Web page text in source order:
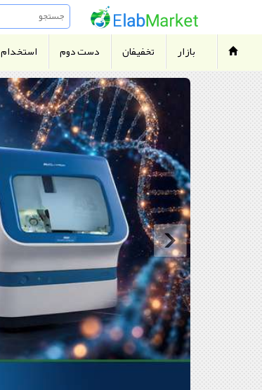
بازار تخفیفان دست دوم استخدام
.
آزمایشگاه
تجهیزات
وسایل
کیت
.
فروش
دست
دوم
.
آزمایشگاه
یاب
.
بازار
تخفیفان
شرکت
پارس
آزمون
.
ویداستجهیزات
وسایل
بعدی